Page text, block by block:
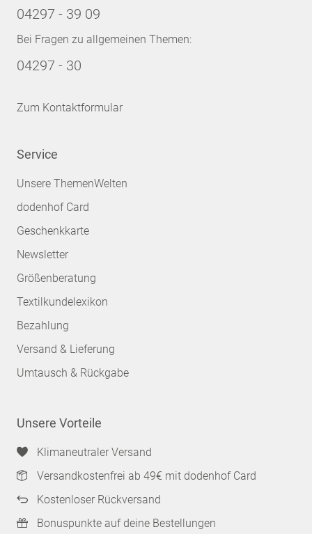
04297 - 39 09
Bei Fragen zu allgemeinen Themen:
04297 - 30
Zum Kontaktformular
Service
Unsere ThemenWelten
dodenhof Card
Geschenkkarte
Newsletter
Größenberatung
Textilkundelexikon
Bezahlung
Versand & Lieferung
Umtausch & Rückgabe
Unsere Vorteile
Klimaneutraler Versand
Versandkostenfrei ab 49€ mit dodenhof Card
Kostenloser Rückversand
Bonuspunkte auf deine Bestellungen